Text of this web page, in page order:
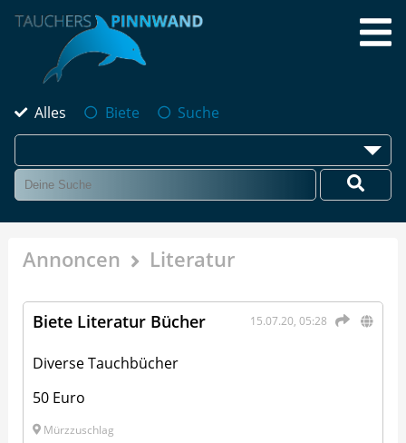
Alles Biete Suche
Annoncen Literatur
15.07.20, 05:28
Biete Literatur Bücher
Diverse Tauchbücher
50 Euro
Mürzzuschlag